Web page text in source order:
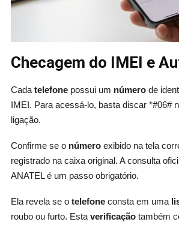
Checagem do IMEI e
Cada telefonepossui um númerode
IMEI. Para acessá-lo, basta discar *#06#
ligação.
Confirme se o númeroexibido na tela
registrado na caixa original. A consulta
ANATEL é um passo obrigatório.
Ela revela se o telefoneconsta em uma
roubo ou furto. Esta verificaçãotambém